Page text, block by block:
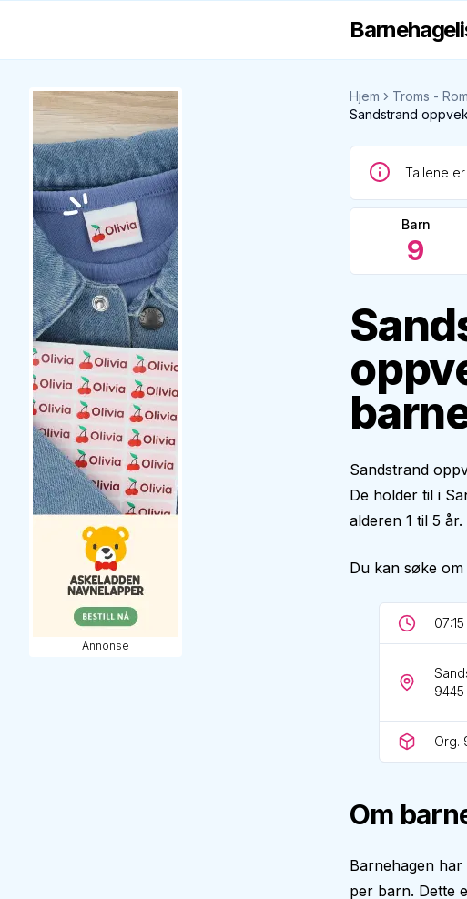
Annonse
Hjem Troms -
Sandstrand
Tallene
Barn
9
Sandstrand
De holder til i
alderen 1 til 5
Du kan søke
9445
Org.
Om
Barnehagen har
per barn. Dette